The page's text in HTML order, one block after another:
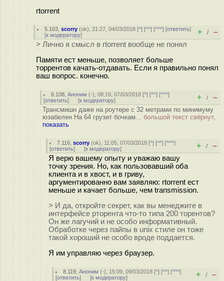
rtorrent
5.103 ,scorry (ok), 21:27, 04/03/2018 [^] [^^] [^^^] [ответить]
[к модератору] + / –
> Лично я смысл в rtorrent вообще не понял
Памяти ест меньше, позволяет больше
торрентов качать-отдавать. Если я правильно понял
ваш вопрос. конечно.
6.108 ,Аноним (-), 08:19, 07/03/2018 [^] [^^] [^^^]
[ответить] [к модератору] + / –
Трансмишн даже на роутере с 32 метрами по минимуму
юзабелен На 64 грузит бочкам... большой текст свёрнут,
показать
7.116 ,scorry (ok), 11:05, 07/03/2018 [^] [^^] [^^^]
[ответить] [к модератору] + / –
Я верю вашему опыту и уважаю вашу
точку зрения. Но, как пользовавший оба
клиента и в хвост, и в гриву,
аргументированно вам заявляю: rtorrent ест
меньше и качает больше, чем transmission.
> И да, откройте секрет, как вы менеджите в
интерфейсе рторента что-то типа 200 торентов?
Он же лагучий и не особо информативный.
Обработке через пайпы в unix стиле он тоже
такой хороший не особо вроде поддается.
Я им управляю через браузер.
8.119 ,Аноним (-), 15:09, 09/03/2018 [^] [^^] [^^^]
[ответить] [к модератору] + / –